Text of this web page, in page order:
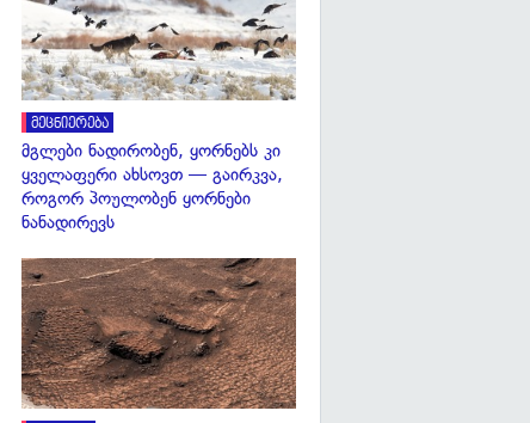
მეცნიერება
მგლები ნადირობენ, ყორნებს კი
ყველაფერი ახსოვთ — გაირკვა,
როგორ პოულობენ ყორნები
ნანადირევს